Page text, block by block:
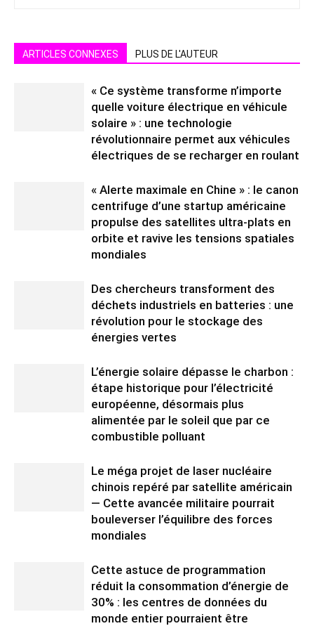
ARTICLES CONNEXES PLUS DE L'AUTEUR
« Ce système transforme n’importe
quelle voiture électrique en véhicule
solaire » : une technologie
révolutionnaire permet aux véhicules
électriques de se recharger en roulant
« Alerte maximale en Chine » : le canon
centrifuge d’une startup américaine
propulse des satellites ultra-plats en
orbite et ravive les tensions spatiales
mondiales
Des chercheurs transforment des
déchets industriels en batteries : une
révolution pour le stockage des
énergies vertes
L’énergie solaire dépasse le charbon :
étape historique pour l’électricité
européenne, désormais plus
alimentée par le soleil que par ce
combustible polluant
Le méga projet de laser nucléaire
chinois repéré par satellite américain
— Cette avancée militaire pourrait
bouleverser l’équilibre des forces
mondiales
Cette astuce de programmation
réduit la consommation d’énergie de
30% : les centres de données du
monde entier pourraient être